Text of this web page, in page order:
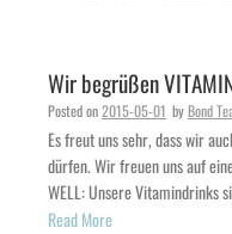
Wir begrüßen
Posted on2015-05-01 byBond
Es freut uns sehr, dass wir
dürfen. Wir freuen uns auf
WELL: Unsere Vitamindrinks
Read More